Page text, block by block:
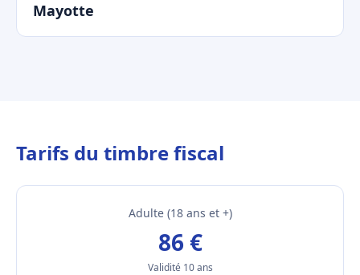
Mayotte
Tarifs du timbre fiscal
Adulte (18 ans et +)
86 €
Validité 10 ans